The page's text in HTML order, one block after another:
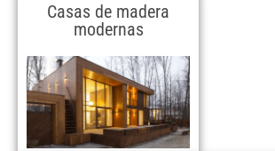
Casas de madera
modernas